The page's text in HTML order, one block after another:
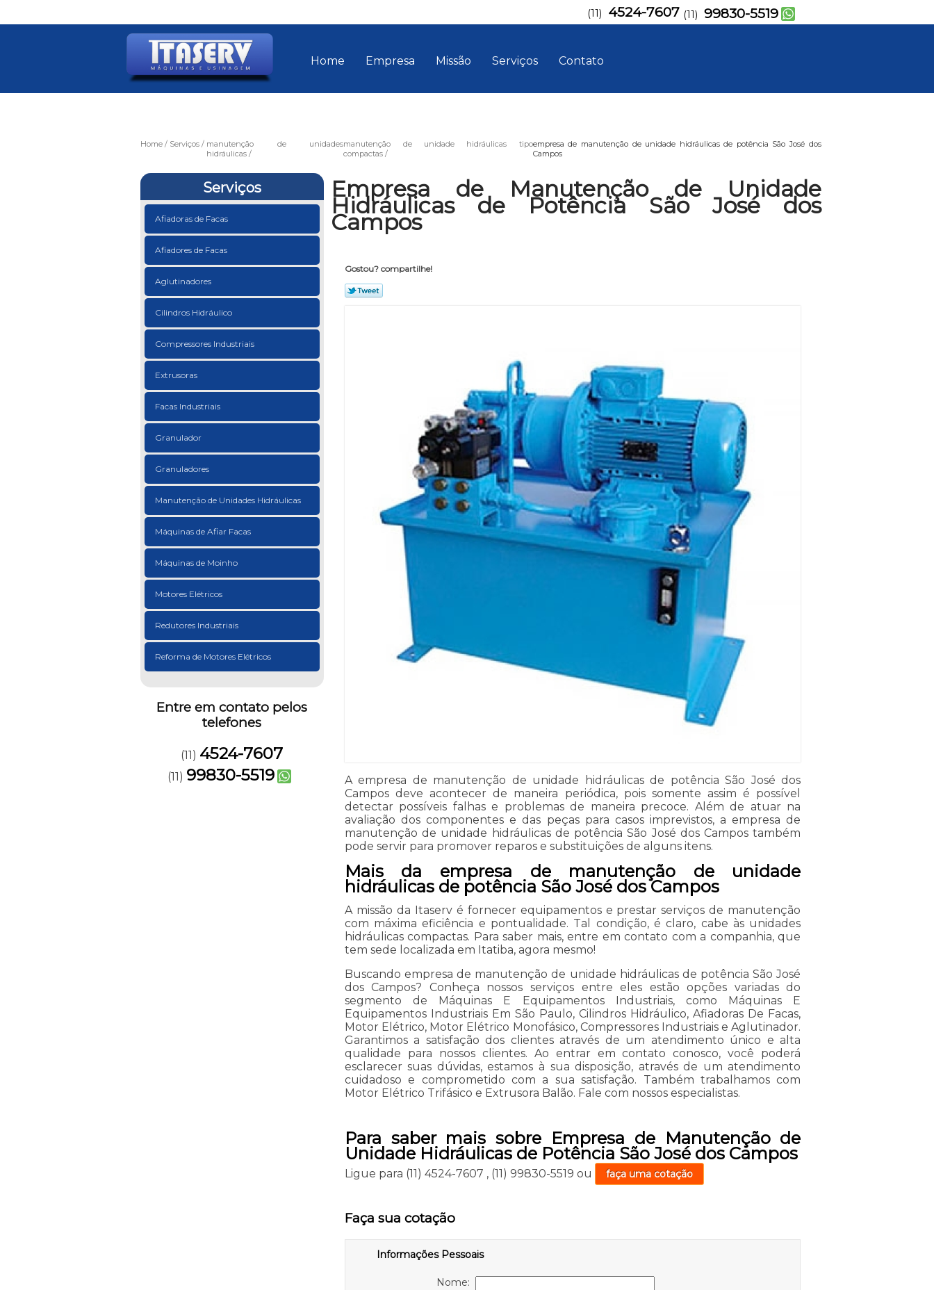
Home Empresa Missão Serviços Contato
(11) 4524-7607 (11) 99830-5519
Home Serviços
manutenção de unidades
hidráulicas
manutenção de unidade hidráulicas tipo
compactas
empresa de manutenção de unidade hidráulicas de potência São José dos
Campos
Serviços
Afiadoras de Facas
Afiadores de Facas
Aglutinadores
Cilindros Hidráulico
Compressores Industriais
Extrusoras
Facas Industriais
Granulador
Granuladores
Manutenção de Unidades Hidráulicas
Máquinas de Afiar Facas
Máquinas de Moinho
Motores Elétricos
Redutores Industriais
Reforma de Motores Elétricos
Entre em contato pelos
telefones
(11) 4524-7607
(11) 99830-5519
Empresa de Manutenção de Unidade
Hidráulicas de Potência São José dos
Campos
Gostou? compartilhe!
A empresa de manutenção de unidade hidráulicas de potência São José dos
Campos deve acontecer de maneira periódica, pois somente assim é possível
detectar possíveis falhas e problemas de maneira precoce. Além de atuar na
avaliação dos componentes e das peças para casos imprevistos, a empresa de
manutenção de unidade hidráulicas de potência São José dos Campos também
pode servir para promover reparos e substituições de alguns itens.
Mais da empresa de manutenção de unidade
hidráulicas de potência São José dos Campos
A missão da Itaserv é fornecer equipamentos e prestar serviços de manutenção
com máxima eficiência e pontualidade. Tal condição, é claro, cabe às unidades
hidráulicas compactas. Para saber mais, entre em contato com a companhia, que
tem sede localizada em Itatiba, agora mesmo!
Buscando empresa de manutenção de unidade hidráulicas de potência São José
dos Campos? Conheça nossos serviços entre eles estão opções variadas do
segmento de Máquinas E Equipamentos Industriais, como Máquinas E
Equipamentos Industriais Em São Paulo, Cilindros Hidráulico, Afiadoras De Facas,
Motor Elétrico, Motor Elétrico Monofásico, Compressores Industriais e Aglutinador.
Garantimos a satisfação dos clientes através de um atendimento único e alta
qualidade para nossos clientes. Ao entrar em contato conosco, você poderá
esclarecer suas dúvidas, estamos à sua disposição, através de um atendimento
cuidadoso e comprometido com a sua satisfação. Também trabalhamos com
Motor Elétrico Trifásico e Extrusora Balão. Fale com nossos especialistas.
Para saber mais sobre Empresa de Manutenção de
Unidade Hidráulicas de Potência São José dos Campos
Ligue para (11) 4524-7607 , (11) 99830-5519 ou faça uma cotação
Faça sua cotação
Informações Pessoais
Nome: